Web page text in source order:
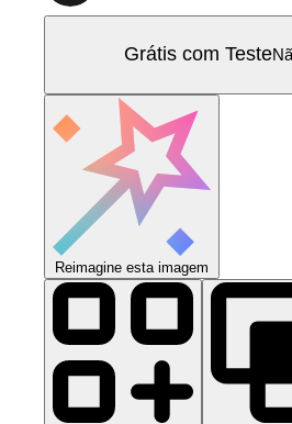
Grátis com Teste
Reimagine esta imagem